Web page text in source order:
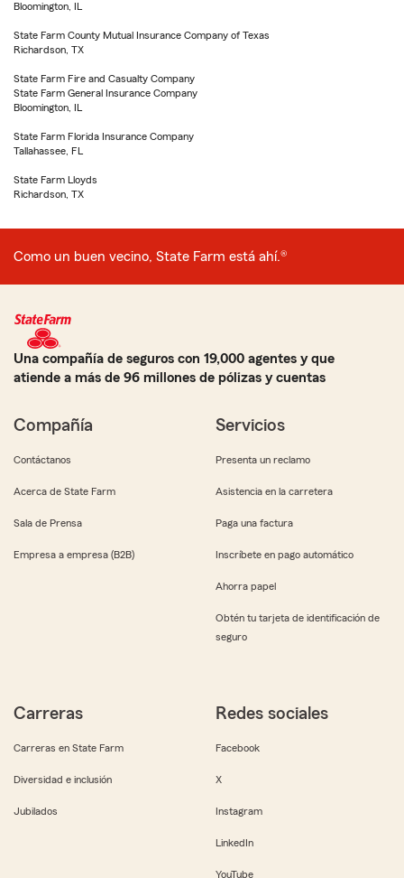
Bloomington, IL
State Farm County Mutual Insurance Company of Texas
Richardson, TX
State Farm Fire and Casualty Company
State Farm General Insurance Company
Bloomington, IL
State Farm Florida Insurance Company
Tallahassee, FL
State Farm Lloyds
Richardson, TX
Como un buen vecino, State Farm está ahí.®
Una compañía de seguros con 19,000 agentes y que
atiende a más de 96 millones de pólizas y cuentas
Compañía
Contáctanos
Acerca de State Farm
Sala de Prensa
Empresa a empresa (B2B)
Servicios
Presenta un reclamo
Asistencia en la carretera
Paga una factura
Inscríbete en pago automático
Ahorra papel
Obtén tu tarjeta de identificación de
seguro
Carreras
Carreras en State Farm
Diversidad e inclusión
Jubilados
Redes sociales
Facebook
X
Instagram
LinkedIn
YouTube